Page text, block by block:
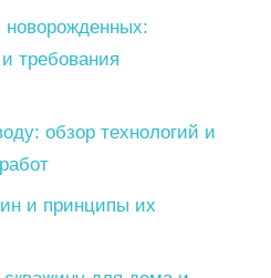
требования
обзор технологий и
и принципы их